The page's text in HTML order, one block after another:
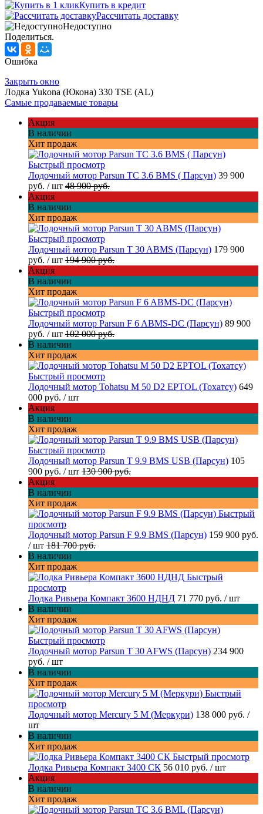
Купить в кредит
Рассчитать доставку
Недоступно
Поделиться.
Ошибка
Закрыть окно
Лодка Yukona (Юкона) 330 TSE (AL)
Самые продаваемые товары
Акция
В наличии
Хит продаж
Быстрый просмотр
Лодочный мотор Parsun TC 3.6 BMS ( Парсун) 39 900
руб. / шт 48 900 руб.
Акция
В наличии
Хит продаж
Быстрый просмотр
Лодочный мотор Parsun T 30 ABMS (Парсун) 179 900
руб. / шт 194 900 руб.
Акция
В наличии
Хит продаж
Быстрый просмотр
Лодочный мотор Parsun F 6 ABMS-DC (Парсун) 89 900
руб. / шт 102 000 руб.
В наличии
Хит продаж
Быстрый просмотр
Лодочный мотор Tohatsu M 50 D2 EPTOL (Тохатсу) 649
000 руб. / шт
Акция
В наличии
Хит продаж
Быстрый просмотр
Лодочный мотор Parsun T 9.9 BMS USB (Парсун) 105
900 руб. / шт 130 900 руб.
Акция
В наличии
Хит продаж
Быстрый
просмотр
Лодочный мотор Parsun F 9.9 BMS (Парсун) 159 900 руб.
/ шт 181 700 руб.
В наличии
Хит продаж
Быстрый
просмотр
Лодка Ривьера Компакт 3600 НДНД 71 770 руб. / шт
В наличии
Хит продаж
Быстрый просмотр
Лодочный мотор Parsun T 30 AFWS (Парсун) 234 900
руб. / шт
В наличии
Хит продаж
Быстрый
просмотр
Лодочный мотор Mercury 5 M (Меркури) 138 000 руб. /
шт
В наличии
Хит продаж
Быстрый просмотр
Лодка Ривьера Компакт 3400 СК 56 010 руб. / шт
Акция
В наличии
Хит продаж